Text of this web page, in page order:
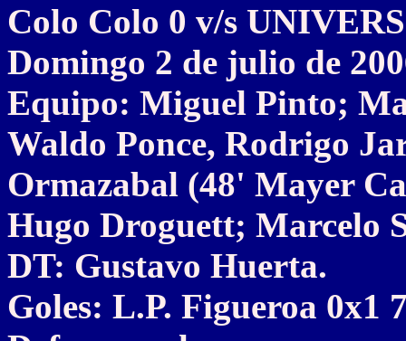
Colo Colo 0 v/s
Domingo 2 de julio de
Equipo: Miguel Pinto;
Waldo Ponce, Rodrigo
Ormazabal (48' Mayer
Hugo Droguett; Marcelo
DT: Gustavo Huerta.
Goles: L.P. Figueroa 0x1